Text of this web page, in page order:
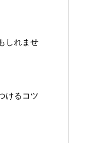
しれませ
けるコツ